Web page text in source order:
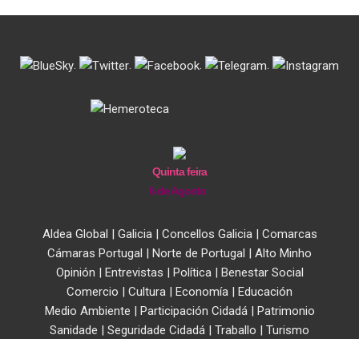
. . . .
Quinta feira
6 de Agosto
Aldea Global | Galicia| Concellos Galicia| Comarcas
Cámaras Portugal | Norte de Portugal | Alto Minho
Opinión | Entrevistas | Política| Benestar Social
Comercio | Cultura | Economía | Educación
Medio Ambiente | Participación Cidadá| Patrimonio
Sanidade | Seguridade Cidadá | Traballo | Turismo